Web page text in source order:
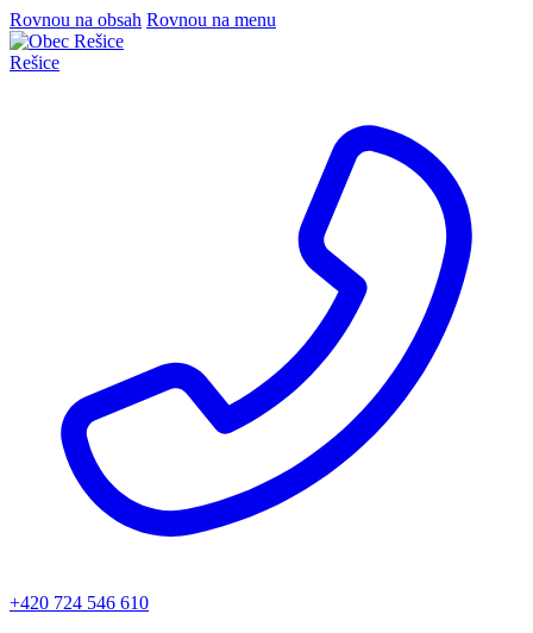
Rovnou na obsah Rovnou na menu
Rešice
+420 724 546 610